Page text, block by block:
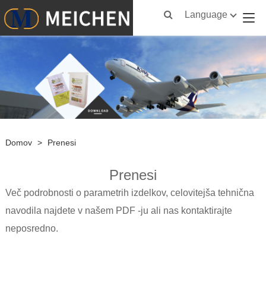
Language
Domov > Prenesi
Prenesi
Več podrobnosti o parametrih izdelkov, celovitejša tehnična
navodila najdete v našem PDF -ju ali nas kontaktirajte
neposredno.